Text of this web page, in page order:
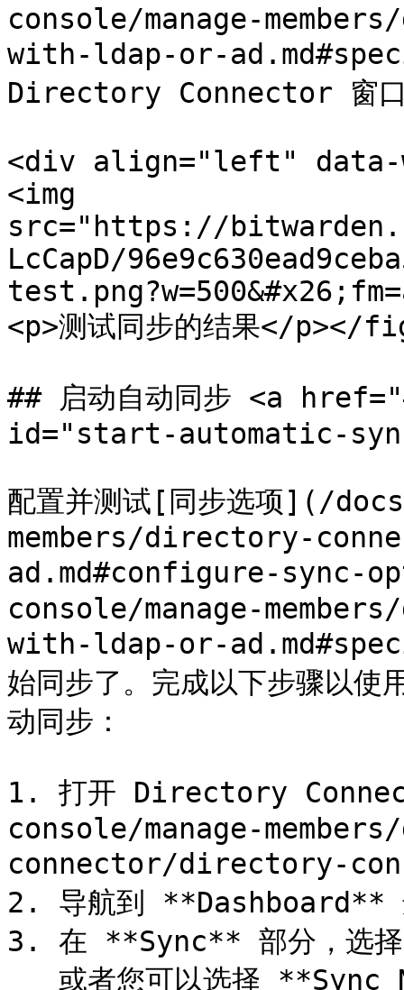
console/manage-
with-ldap-or-
Directory Connector 窗口
<div align="left" data-
<img
src="https://
LcCapD/
<p>测试同步的结果</
## 启动自动同步 <a
id="start-automatic-
配置并测试[同步选项](/
members/directory-
ad.md#configure-sync-
console/manage-
with-ldap-or-
始同步了。完成以下步骤
动同步：
1. 打开 Directory
console/manage-
connector/directory-
2. 导航到 **Dashboard**
3. 在 **Sync** 部分，选